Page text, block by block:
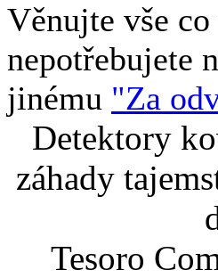
Věnujte vše co
nepotřebujete
jinému "Za
Detektory
záhady
Tesoro